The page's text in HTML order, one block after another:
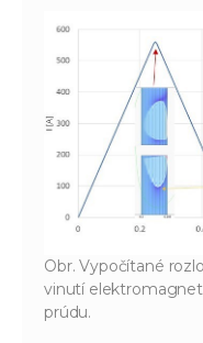
Obr. Vypočítané
vinutí
prúdu.